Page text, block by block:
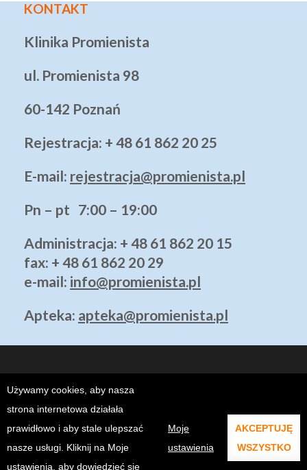
Używamy cookies, aby nasza
strona internetowa działała
prawidłowo i aby stale ulepszać
nasze usługi. Kliknij na Moje
ustawienia, aby dowiedzieć się
Moje
ustawienia
AKCEPTUJĘ
WSZYSTKO
KONTAKT
Klinika Promienista
ul. Promienista 98
60-142 Poznań
Rejestracja: + 48 61 862 20 25
E-mail: rejestracja@promienista.pl
Pn – pt 7:00 – 19:00
Administracja: + 48 61 862 20 15
fax: + 48 61 862 20 29
e-mail: info@promienista.pl
Apteka: apteka@promienista.pl
Copyright ©2026Klinika Promienista Poznań - Prywatny Szpital
ALTSEO.PL
. @2021 KLINIKA PROMIENISTA.